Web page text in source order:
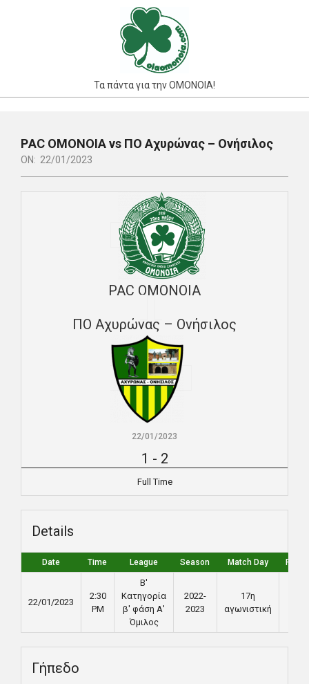
Τα πάντα για την ΟΜΟΝΟΙΑ!
Navigation
Menu
ΡAC ΟΜΟΝΟΙΑ vs ΠΟ Αχυρώνας – Ονήσιλος
ON: 22/01/2023
PAC ΟΜΟΝΟΙΑ
ΠΟ Αχυρώνας – Ονήσιλος
22/01/2023
1 - 2
Full Time
Details
Date Time League Season Match Day Full
22/01/2023
2:30
PM
Β'
Κατηγορία
β' φάση Α'
Όμιλος
2022-
2023
17η
αγωνιστική
Γήπεδο